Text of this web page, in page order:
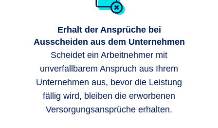
Erhalt der Ansprüche bei
Ausscheiden aus dem Unternehmen
Scheidet ein Arbeitnehmer mit
unverfallbarem Anspruch aus Ihrem
Unternehmen aus, bevor die Leistung
fällig wird, bleiben die erworbenen
Versorgungsansprüche erhalten.